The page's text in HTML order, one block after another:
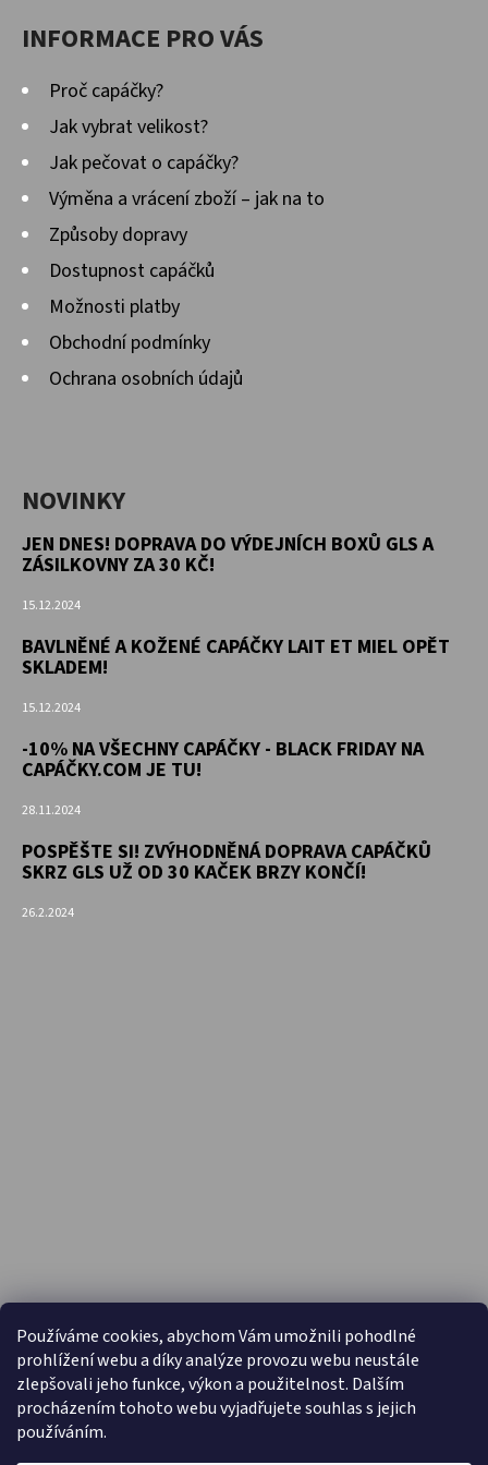
Používáme cookies, abychom Vám umožnili pohodlné
prohlížení webu a díky analýze provozu webu neustále
zlepšovali jeho funkce, výkon a použitelnost. Dalším
procházením tohoto webu vyjadřujete souhlas s jejich
používáním.
INFORMACE PRO VÁS
Proč capáčky?
Jak vybrat velikost?
Jak pečovat o capáčky?
Výměna a vrácení zboží – jak na to
Způsoby dopravy
Dostupnost capáčků
Možnosti platby
Obchodní podmínky
Ochrana osobních údajů
NOVINKY
JEN DNES! DOPRAVA DO VÝDEJNÍCH BOXŮ GLS A
ZÁSILKOVNY ZA 30 KČ!
15.12.2024
BAVLNĚNÉ A KOŽENÉ CAPÁČKY LAIT ET MIEL OPĚT
SKLADEM!
15.12.2024
-10% NA VŠECHNY CAPÁČKY - BLACK FRIDAY NA
CAPÁČKY.COM JE TU!
28.11.2024
POSPĚŠTE SI! ZVÝHODNĚNÁ DOPRAVA CAPÁČKŮ
SKRZ GLS UŽ OD 30 KAČEK BRZY KONČÍ!
26.2.2024
PŘIJÍMÁME ONLINE PLATBY